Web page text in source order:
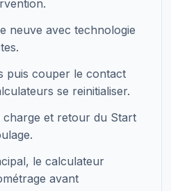
neuve avec technologie
puis couper le contact
se reinitialiser.
charge et retour du Start
le calculateur
avant